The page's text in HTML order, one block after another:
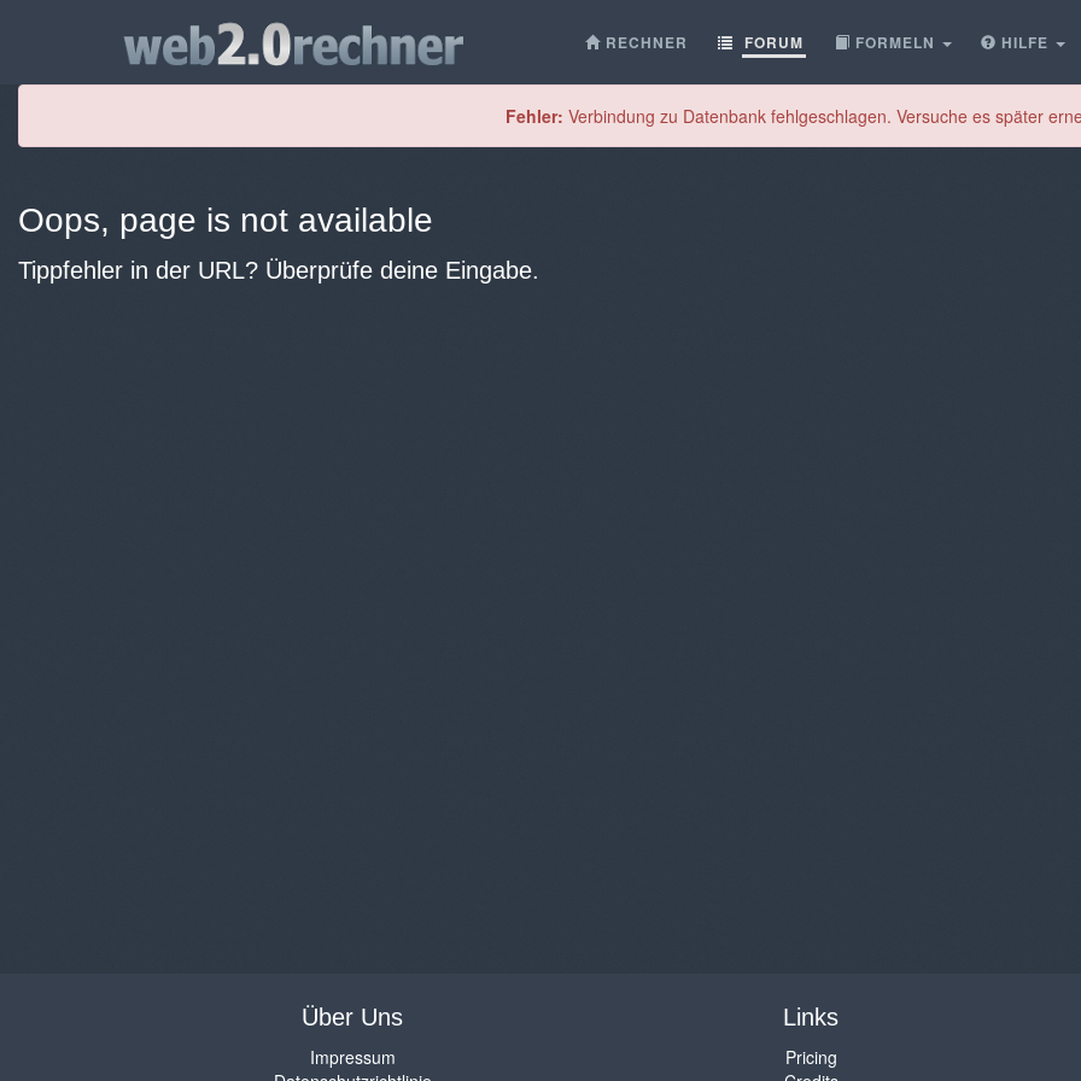
RECHNER FORUM FORMELN HILFE
Fehler: Verbindung zu Datenbank fehlgeschlagen. Versuche es später
Oops, page is not available
Tippfehler in der URL? Überprüfe deine Eingabe.
Über Uns
Impressum
Links
Pricing